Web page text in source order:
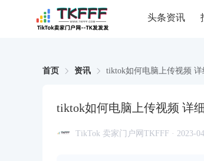
头条资讯
首页 资讯 tiktok如何电脑上传视频
tiktok如何电脑上传视频 详
TikTok 卖家门户网TKFFF · 2023-